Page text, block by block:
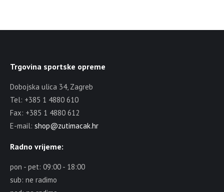
Trgovina sportske opreme
Dobojska ulica 34, Zagreb
Tel: +385 1 4880 610
Fax: +385 1 4880 612
E-mail: shop@zutimacak.hr
Radno vrijeme:
pon - pet: 09:00 - 18:00
sub: ne radimo